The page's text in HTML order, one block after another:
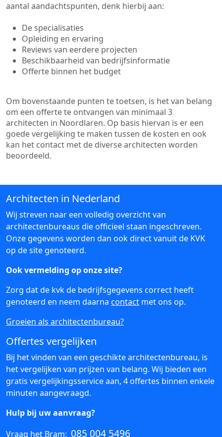
aantal aandachtspunten, denk hierbij aan:
De specialisaties
Opleiding en ervaring
Reviews van eerdere projecten
Beschikbaarheid van bedrijfsinformatie
Offerte binnen het budget
Om bovenstaande punten te toetsen, is het van belang
om een offerte te ontvangen van minimaal 3
architecten in Noordlaren. Op basis hiervan is er een
goede vergelijking te maken tussen de kosten en ook
kan het contact met de diverse architecten worden
beoordeeld.
Architecten in Nederland
Wij streven naar een volledig overzicht van
architectenbureaus die officieel staan ingeschreven.
Onze gegevens worden dan ook direct vanuit de KVK
op de site genoteerd.
Ook vermelding op onze site?
Zorg dat de kvk de bedrijfsgegevens correct heeft
genoteerd en neem daarna contact met ons op.
Groeien als architectenbureau?
Offertes vergelijken
Bij het vinden van een geschikte architectenbureau, is
het vergelijken van prijzen van belang. Wij bieden een
gratis vergelijkingsservice aan, 4 offertes binnen enkele
minuten aangevraagd.
Hulp bij uw aanvraag?
Vraag het Bram: 085 004 5496